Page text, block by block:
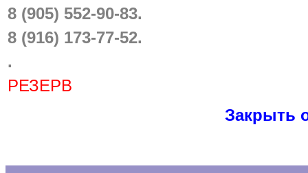
8 (905) 552-90-83.
8 (916) 173-77-52.
.
РЕЗЕРВ
Закрыть